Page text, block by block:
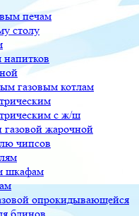
печам
столу
напитков
газовым котлам
с ж/ш
газовой жарочной
чипсов
шкафам
опрокидывающейся
блинов